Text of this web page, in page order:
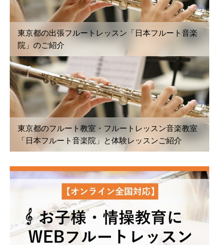
東京都の出張フルートレッスン「日本フルート音楽
院」のご紹介
東京都のフルート教室・フルートレッスン音楽教室
「日本フルート音楽院」と体験レッスンご紹介